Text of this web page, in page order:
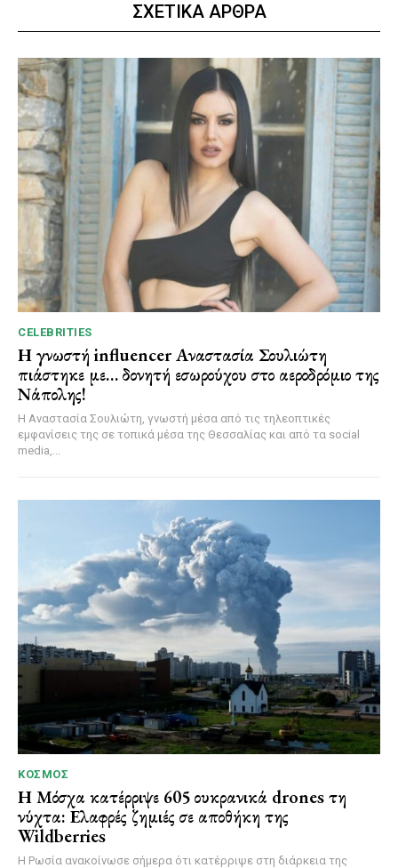
ΣΧΕΤΙΚΑ ΑΡΘΡΑ
CELEBRITIES
Η γνωστή influencer Αναστασία Σουλιώτη
πιάστηκε με… δονητή εσωρούχου στο αεροδρόμιο της
Νάπολης!
Η Αναστασία Σουλιώτη, γνωστή μέσα από τις τηλεοπτικές
εμφανίσεις της σε τοπικά μέσα της Θεσσαλίας και από τα social
media,...
ΚΌΣΜΟΣ
Η Μόσχα κατέρριψε 605 ουκρανικά drones τη
νύχτα: Ελαφρές ζημιές σε αποθήκη της
Wildberries
Η Ρωσία ανακοίνωσε σήμερα ότι κατέρριψε στη διάρκεια της